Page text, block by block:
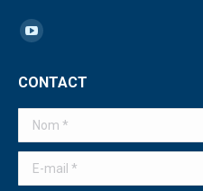
Trouvez nous sur :
La
YouTube
s'ouvre
nouvelle
CONTACT
Nom *
E-mail *